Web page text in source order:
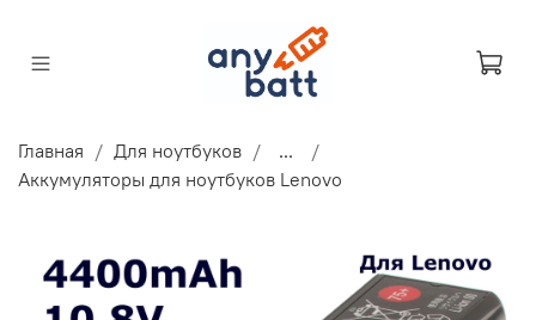
Главная Для ноутбуков
...
Аккумуляторы для ноутбуков Lenovo